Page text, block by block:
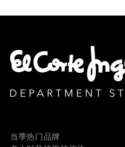
当季热门品牌